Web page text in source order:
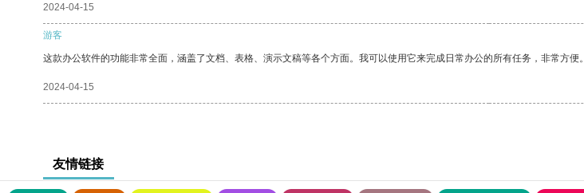
2024-04-15
游客
这款办公软件的功能非常全面，涵盖了文档、表格、演示文稿等各个方面。我可以使用它来完成日常办公的所有任务，非常方便。
2024-04-15
友情链接